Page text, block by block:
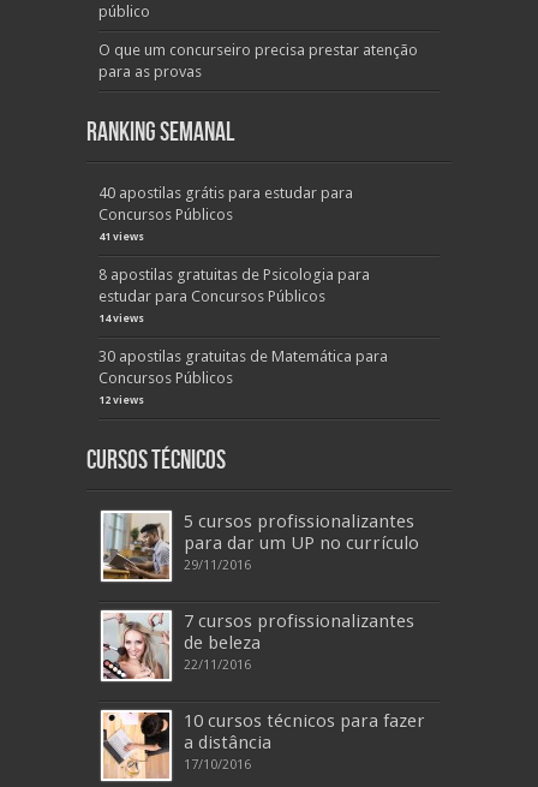
público
O que um concurseiro precisa prestar atenção
para as provas
Ranking Semanal
40 apostilas grátis para estudar para
Concursos Públicos
41 views
8 apostilas gratuitas de Psicologia para
estudar para Concursos Públicos
14 views
30 apostilas gratuitas de Matemática para
Concursos Públicos
12 views
Cursos Técnicos
5 cursos profissionalizantes
para dar um UP no currículo
29/11/2016
7 cursos profissionalizantes
de beleza
22/11/2016
10 cursos técnicos para fazer
a distância
17/10/2016